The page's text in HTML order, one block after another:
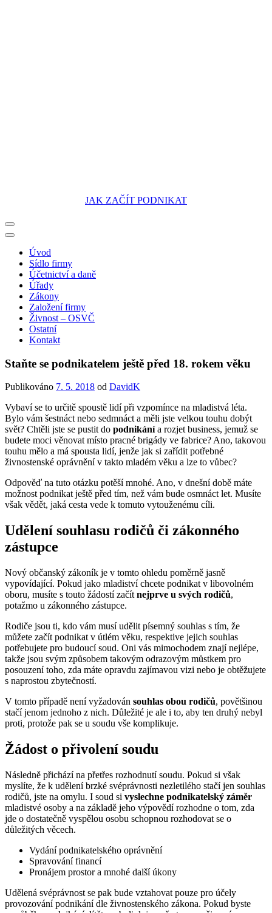
JAK ZAČÍT PODNIKAT
Úvod
Sídlo firmy
Účetnictví a daně
Úřady
Zákony
Založení firmy
Živnost – OSVČ
Ostatní
Kontakt
Staňte se podnikatelem ještě před 18. rokem věku
Publikováno 7. 5. 2018 od DavidK
Vybaví se to určitě spoustě lidí při vzpomínce na mladistvá léta.
Bylo vám šestnáct nebo sedmnáct a měli jste velkou touhu dobýt
svět? Chtěli jste se pustit do podnikánía rozjet business, jemuž se
budete moci věnovat místo pracné brigády ve fabrice? Ano, takovou
touhu mělo a má spousta lidí, jenže jak si zařídit potřebné
živnostenské oprávnění v takto mladém věku a lze to vůbec?
Odpověď na tuto otázku potěší mnohé. Ano, v dnešní době máte
možnost podnikat ještě před tím, než vám bude osmnáct let. Musíte
však vědět, jaká cesta vede k tomuto vytouženému cíli.
Udělení souhlasu rodičů či zákonného
zástupce
Nový občanský zákoník je v tomto ohledu poměrně jasně
vypovídající. Pokud jako mladiství chcete podnikat v libovolném
oboru, musíte s touto žádostí začít nejprve u svých rodičů,
potažmo u zákonného zástupce.
Rodiče jsou ti, kdo vám musí udělit písemný souhlas s tím, že
můžete začít podnikat v útlém věku, respektive jejich souhlas
potřebujete pro budoucí soud. Oni vás mimochodem znají nejlépe,
takže jsou svým způsobem takovým odrazovým můstkem pro
posouzení toho, zda máte opravdu zajímavou vizi nebo je obtěžujete
s naprostou zbytečností.
V tomto případě není vyžadován souhlas obou rodičů, povětšinou
stačí jenom jednoho z nich. Důležité je ale i to, aby ten druhý nebyl
proti, protože pak se u soudu vše komplikuje.
Žádost o přivolení soudu
Následně přichází na přetřes rozhodnutí soudu. Pokud si však
myslíte, že k udělení brzké svéprávnosti nezletilého stačí jen souhlas
rodičů, jste na omylu. I soud si vyslechne podnikatelský záměr
mladistvé osoby a na základě jeho výpovědí rozhodne o tom, zda
jde o dostatečně vyspělou osobu schopnou rozhodovat se o
důležitých věcech.
Vydání podnikatelského oprávnění
Spravování financí
Pronájem prostor a mnohé další úkony
Udělená svéprávnost se pak bude vztahovat pouze pro účely
provozování podnikání dle živnostenského zákona. Pokud byste